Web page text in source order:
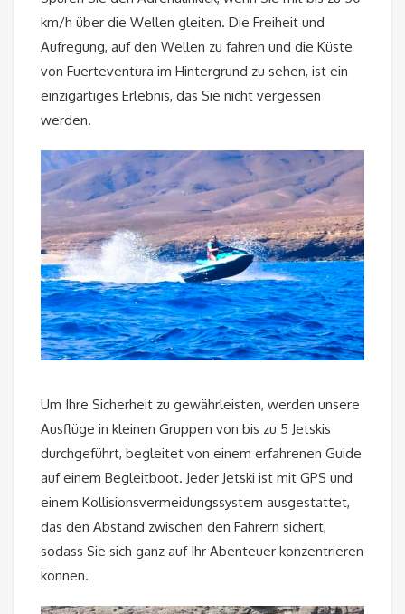
km/h über die Wellen gleiten. Die Freiheit und
Aufregung, auf den Wellen zu fahren und die Küste
von Fuerteventura im Hintergrund zu sehen, ist ein
einzigartiges Erlebnis, das Sie nicht vergessen
werden.
Um Ihre Sicherheit zu gewährleisten, werden unsere
Ausflüge in kleinen Gruppen von bis zu 5 Jetskis
durchgeführt, begleitet von einem erfahrenen Guide
auf einem Begleitboot. Jeder Jetski ist mit GPS und
einem Kollisionsvermeidungssystem ausgestattet,
das den Abstand zwischen den Fahrern sichert,
sodass Sie sich ganz auf Ihr Abenteuer konzentrieren
können.